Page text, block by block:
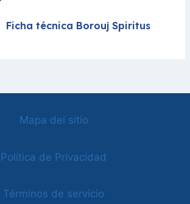
Ficha técnica Borouj Spiritus
Mapa del sitio
Política de Privacidad
Términos de servicio